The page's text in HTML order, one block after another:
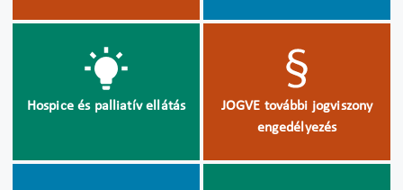
Hospice és palliatív ellátás
JOGVE további jogviszony
engedélyezés